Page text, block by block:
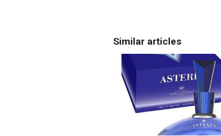
Similar articles